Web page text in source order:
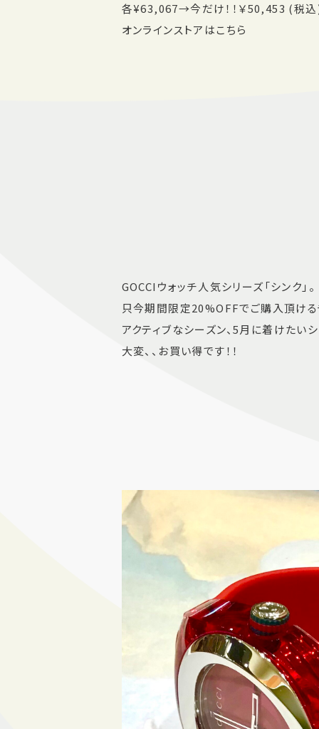
各¥63,067→今だけ！！￥50,453 (税
オンラインストアはこちら
GOCCIウォッチ人気シリーズ「シンク」。
只今期間限定20%OFFでご購入頂け
アクティブなシーズン、5月に着けたい
大変、、お買い得です！！